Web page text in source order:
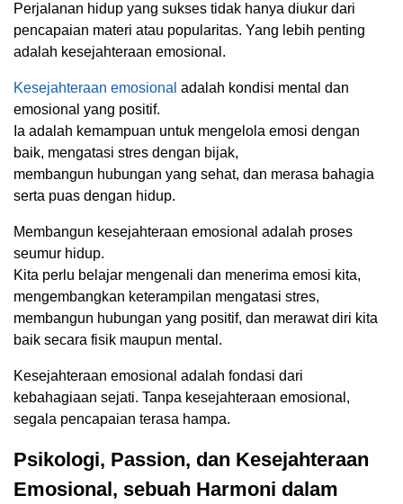
Perjalanan hidup yang sukses tidak hanya diukur dari
pencapaian materi atau popularitas. Yang lebih penting
adalah kesejahteraan emosional.
Kesejahteraan emosional adalah kondisi mental dan
emosional yang positif.
Ia adalah kemampuan untuk mengelola emosi dengan
baik, mengatasi stres dengan bijak,
membangun hubungan yang sehat, dan merasa bahagia
serta puas dengan hidup.
Membangun kesejahteraan emosional adalah proses
seumur hidup.
Kita perlu belajar mengenali dan menerima emosi kita,
mengembangkan keterampilan mengatasi stres,
membangun hubungan yang positif, dan merawat diri kita
baik secara fisik maupun mental.
Kesejahteraan emosional adalah fondasi dari
kebahagiaan sejati. Tanpa kesejahteraan emosional,
segala pencapaian terasa hampa.
Psikologi, Passion, dan Kesejahteraan
Emosional, sebuah Harmoni dalam